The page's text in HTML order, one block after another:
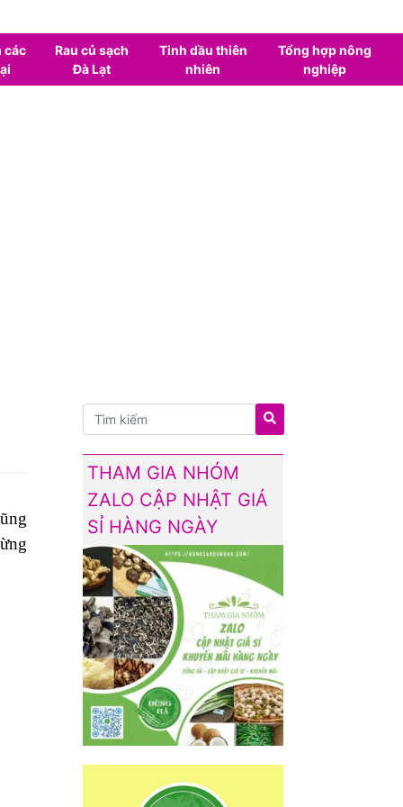
các
Rau củ sạch
Đà Lạt
Tinh dầu thiên
nhiên
Tổng hợp nông
nghiệp
THAM GIA NHÓM
ZALO CẬP NHẬT GIÁ
SỈ HÀNG NGÀY